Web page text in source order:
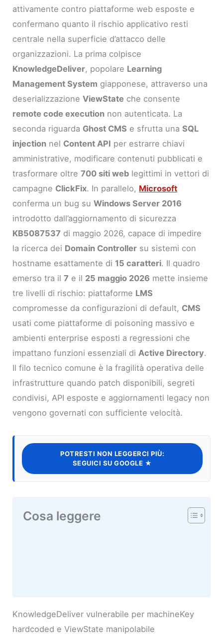
attivamente contro piattaforme web esposte e
confermano quanto il rischio applicativo resti
centrale nella superficie d’attacco delle
organizzazioni. La prima colpisce
KnowledgeDeliver, popolare Learning
Management System giapponese, attraverso una
deserializzazioneViewState che consente
remote code execution non autenticata. La
seconda riguarda Ghost CMS e sfrutta unaSQL
injection nel Content API per estrarre chiavi
amministrative, modificare contenuti pubblicati e
trasformare oltre700 siti web legittimi in vettori di
campagne ClickFix. In parallelo, Microsoft
conferma un bug suWindows Server 2016
introdotto dall’aggiornamento di sicurezza
KB5087537 di maggio 2026, capace di impedire
la ricerca dei Domain Controller su sistemi con
hostname esattamente di 15 caratteri. Il quadro
emerso tra il7 e il 25 maggio 2026 mette insieme
tre livelli di rischio: piattaforme LMS
compromesse da configurazioni di default, CMS
usati come piattaforme di poisoning massivo e
ambienti enterprise esposti a regressioni che
impattano funzioni essenziali diActive Directory.
Il filo tecnico comune è la fragilità operativa delle
infrastrutture quando patch disponibili, segreti
condivisi, API esposte e aggiornamenti legacy non
vengono governati con sufficiente velocità.
POTRESTI NON LEGGERCI PIÙ:
SEGUICI SU GOOGLE ★
Cosa leggere
KnowledgeDeliver vulnerabile per machineKey
hardcoded e ViewState manipolabile